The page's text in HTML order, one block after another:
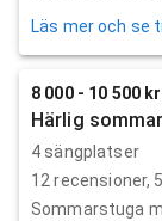
Läs mer och se
8 000 - 10 500
Härlig
4 sängplatser
12 recensioner, 5
Sommarstuga